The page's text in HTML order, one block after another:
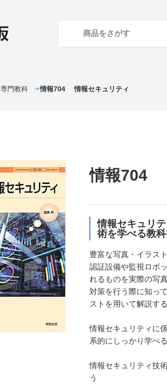
専門教科 情報704 情報セキュリティ
情報704
情報セキュリ
術を学べる教
豊富な写真・イラス
認証設備や監視ロボ
れるものを実際の写
対策を行う際に知っ
ストを用いて解説す
情報セキュリティに
系的にしっかり学べる
情報セキュリティ技
う